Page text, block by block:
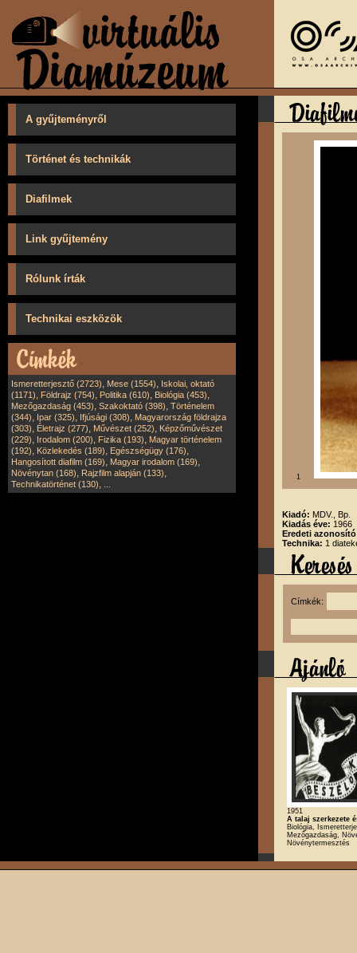
A gyűjteményről
Történet és technikák
Diafilmek
Link gyűjtemény
Rólunk írták
Technikai eszközök
Ismeretterjesztő (2723), Mese (1554), Iskolai, oktató
(1171), Földrajz (754), Politika (610), Biológia (453),
Mezőgazdaság (453), Szakoktató (398), Történelem
(344), Ipar (325), Ifjúsági (308), Magyarország földrajza
(303), Életrajz (277), Művészet (252), Képzőművészet
(229), Irodalom (200), Fizika (193), Magyar történelem
(192), Közlekedés (189), Egészségügy (176),
Hangosított diafilm (169), Magyar irodalom (169),
Növénytan (168), Rajzfilm alapján (133),
Technikatörténet (130),
1
Kiadó: MDV., Bp.
Kiadás éve: 1966
Eredeti
Technika: 1
Címkék:
1951
A talaj szerkezete
Biológia,
Mezőgazdaság,
Növénytermesztés